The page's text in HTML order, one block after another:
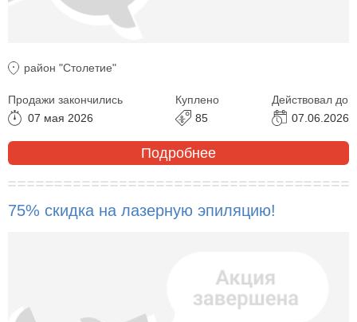
район "Столетие"
Продажи закончились
07 мая 2026
Куплено
85
Действовал до
07.06.2026
Подробнее
75% скидка на лазерную эпиляцию!